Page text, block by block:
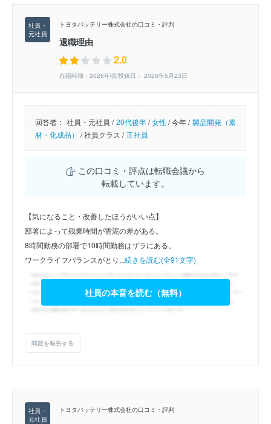
トヨタバッテリー株式会社の口コミ・評判
退職理由
2.0
在籍時期：2026年頃/投稿日： 2026年5月23日
回答者： 社員・元社員 / 20代後半/女性/今年 / 製品開発（素
材・化成品） /社員クラス / 正社員
この口コミ・評点は転職会議から
転載しています。
【気になること・改善したほうがいい点】
部署によって残業時間が雲泥の差がある。
8時間勤務の部署で10時間勤務はザラにある。
ワークライフバランスがとり...続きを読む(全91文字)
社員の本音を読む（無料）
問題を報告する
トヨタバッテリー株式会社の口コミ・評判